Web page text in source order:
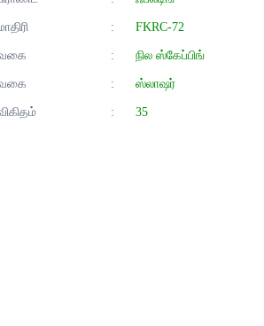
:
FKRC-72
:
நில ஸ்கேப்பிங்
:
ஸ்லாஷர்
: 35